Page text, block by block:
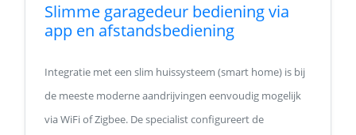
Slimme garagedeur bediening via
app en afstandsbediening
Integratie met een slim huissysteem (smart home) is bij
de meeste moderne aandrijvingen eenvoudig mogelijk
via WiFi of Zigbee. De specialist configureert de